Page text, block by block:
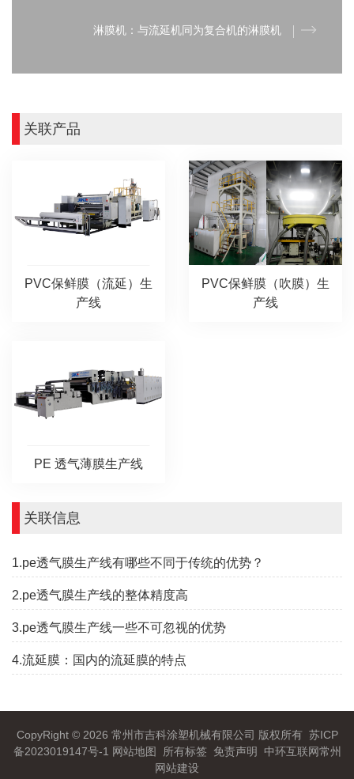
淋膜机：与流延机同为复合机的淋膜机
关联产品
PVC保鲜膜（流延）生
产线
PVC保鲜膜（吹膜）生
产线
PE 透气薄膜生产线
关联信息
1.pe透气膜生产线有哪些不同于传统的优势？
2.pe透气膜生产线的整体精度高
3.pe透气膜生产线一些不可忽视的优势
4.流延膜：国内的流延膜的特点
CopyRight © 2026 常州市吉科涂塑机械有限公司 版权所有 苏ICP
备2023019147号-1 网站地图 所有标签 免责声明 中环互联网常州
网站建设